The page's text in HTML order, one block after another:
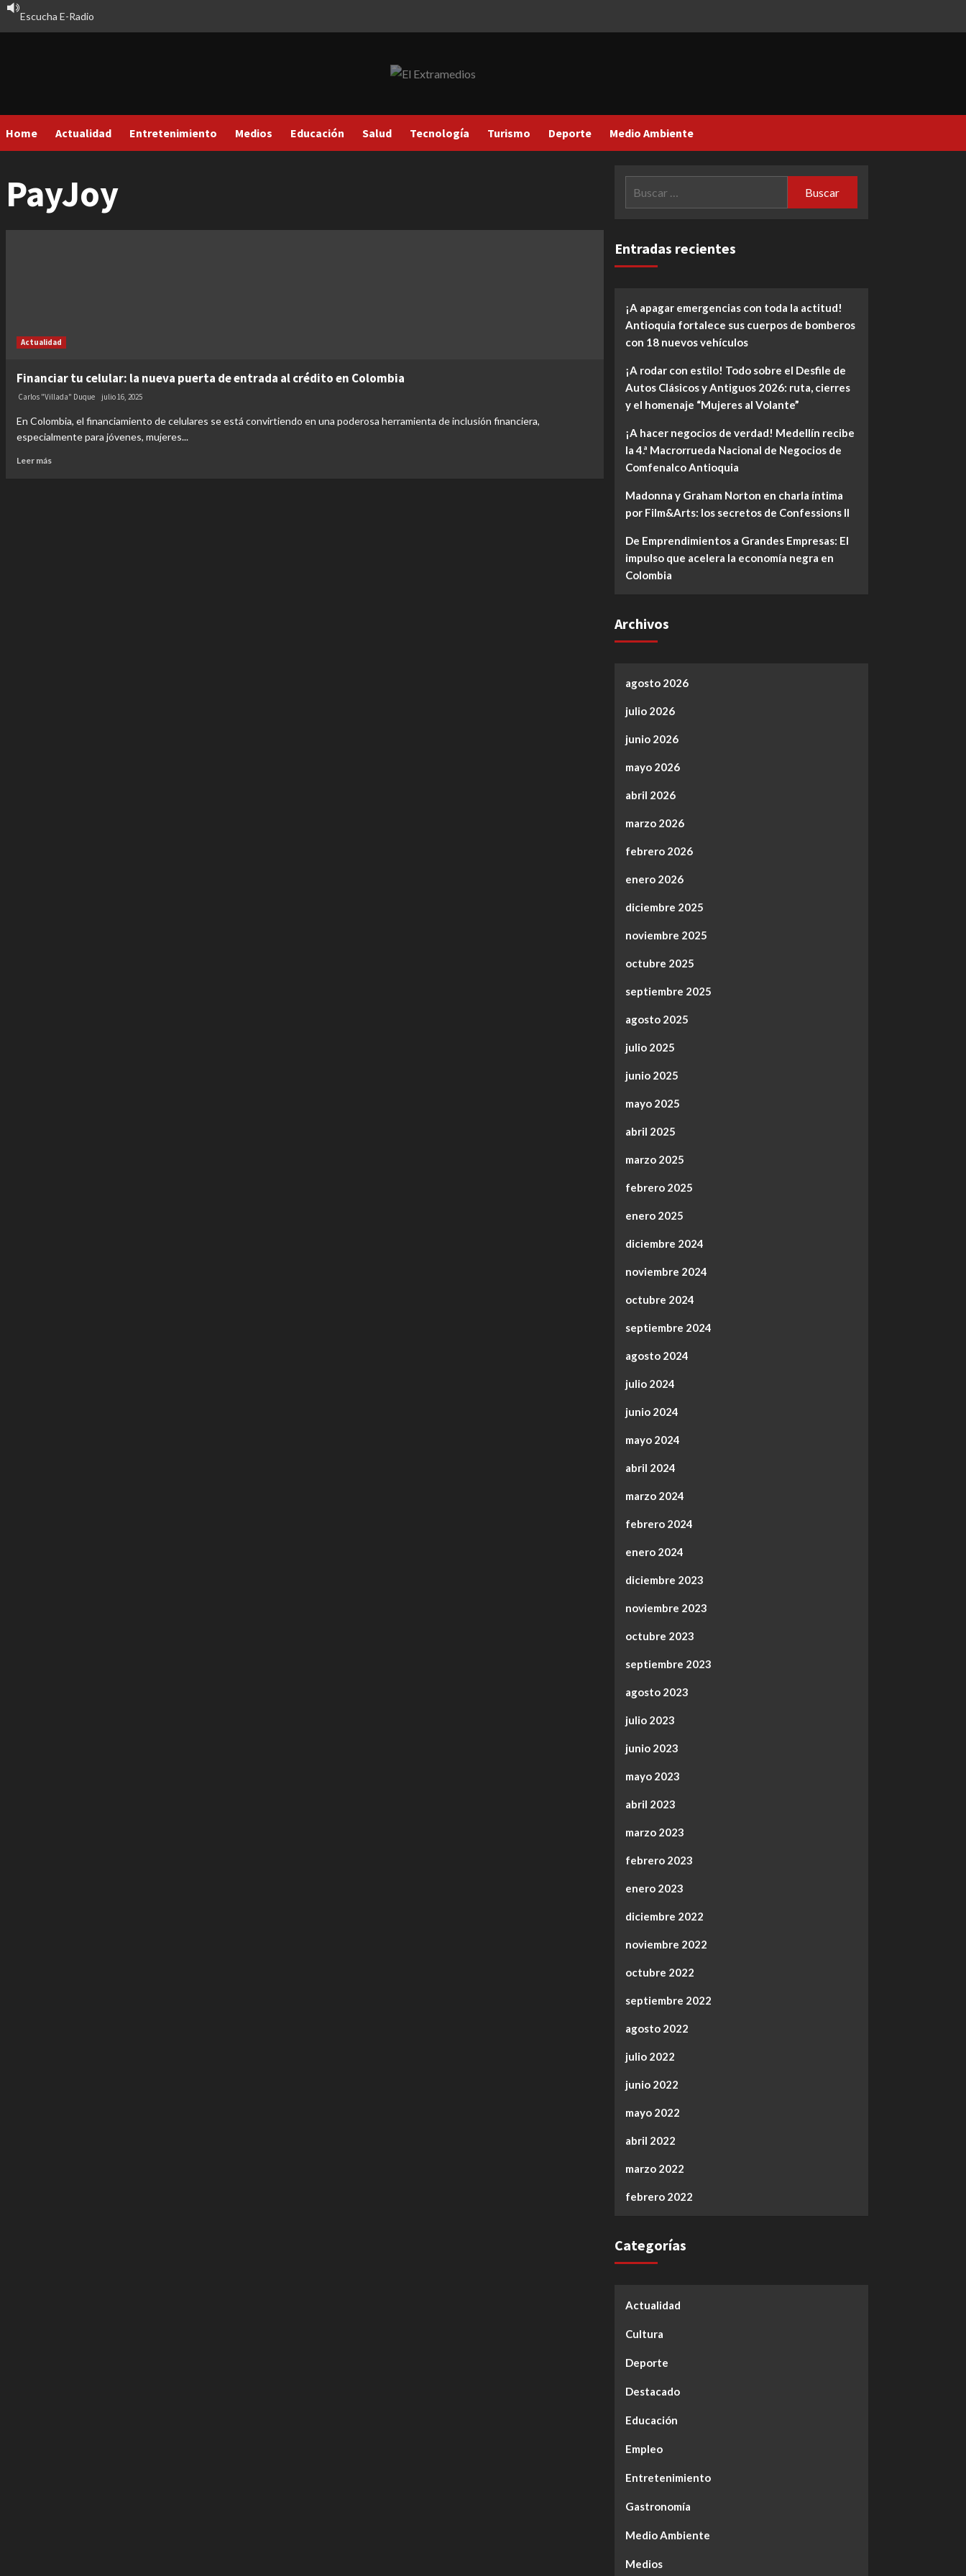
Saltar
Escucha E-Radio
Home Actualidad Entretenimiento Medios Educación Salud Tecnología Turismo Deporte Medio Ambiente
PayJoy
Actualidad
Financiar tu celular: la nueva puerta de entrada al crédito en Colombia
Carlos "Villada" Duque julio 16, 2025
En Colombia, el financiamiento de celulares se está convirtiendo en una poderosa herramienta de inclusión financiera,
especialmente para jóvenes, mujeres...
Leer más
Entradas recientes
¡A apagar emergencias con toda la actitud!
Antioquia fortalece sus cuerpos de bomberos
con 18 nuevos vehículos
¡A rodar con estilo! Todo sobre el Desfile de
Autos Clásicos y Antiguos 2026: ruta, cierres
y el homenaje “Mujeres al Volante”
¡A hacer negocios de verdad! Medellín recibe
la 4.ª Macrorrueda Nacional de Negocios de
Comfenalco Antioquia
Madonna y Graham Norton en charla íntima
por Film&Arts: los secretos de Confessions II
De Emprendimientos a Grandes Empresas: El
impulso que acelera la economía negra en
Colombia
Archivos
agosto 2026
julio 2026
junio 2026
mayo 2026
abril 2026
marzo 2026
febrero 2026
enero 2026
diciembre 2025
noviembre 2025
octubre 2025
septiembre 2025
agosto 2025
julio 2025
junio 2025
mayo 2025
abril 2025
marzo 2025
febrero 2025
enero 2025
diciembre 2024
noviembre 2024
octubre 2024
septiembre 2024
agosto 2024
julio 2024
junio 2024
mayo 2024
abril 2024
marzo 2024
febrero 2024
enero 2024
diciembre 2023
noviembre 2023
octubre 2023
septiembre 2023
agosto 2023
julio 2023
junio 2023
mayo 2023
abril 2023
marzo 2023
febrero 2023
enero 2023
diciembre 2022
noviembre 2022
octubre 2022
septiembre 2022
agosto 2022
julio 2022
junio 2022
mayo 2022
abril 2022
marzo 2022
febrero 2022
Categorías
Actualidad
Cultura
Deporte
Destacado
Educación
Empleo
Entretenimiento
Gastronomía
Medio Ambiente
Medios